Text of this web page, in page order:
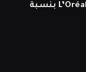
التجميل الفرنسية L’Oréal H1 بنسبة